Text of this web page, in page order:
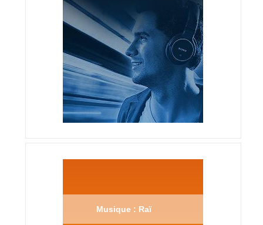
Musique : Raï